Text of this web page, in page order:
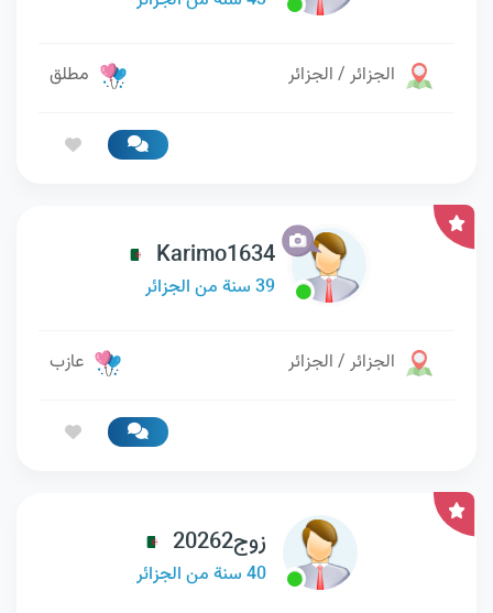
الجزائر / الجزائر مطلق
Karimo1634
39 سنة من الجزائر
الجزائر / الجزائر عازب
زوج20262
40 سنة من الجزائر